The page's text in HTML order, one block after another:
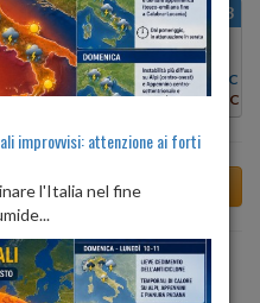
MAR 11
Min:
22°C
Max:27°C
MER 12
Min:20°C
Max:26°C
GIO 13
Min:
20°C
Max:25°C
tra 4 giorni
improvvisi: attenzione ai forti
l'Italia nel fine